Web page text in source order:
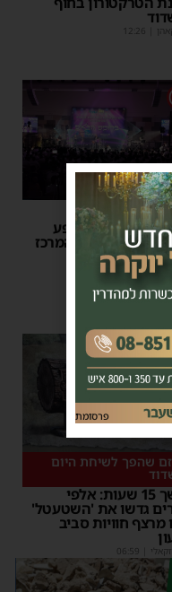
12:26
מסחררת למופע
בין הזמנים של 'המרכז
ו'מהות'
|
09:34
שהפך לשיחת היום
במשך 15 שעות: אלפי
גדשו את 'השטעטל'
מרצף חוויות סביב
06:59
פרסומת